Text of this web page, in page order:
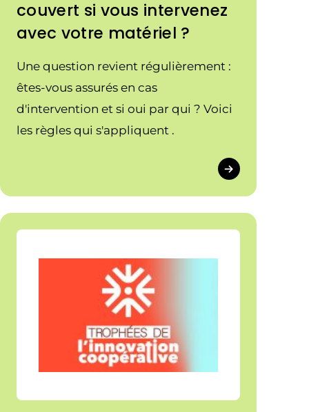
couvert si vous intervenez
avec votre matériel ?
Une question revient régulièrement :
êtes-vous assurés en cas
d'intervention et si oui par qui ? Voici
les règles qui s'appliquent .